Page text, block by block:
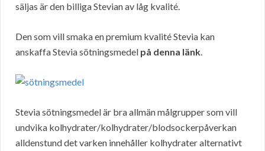
säljas är den billiga Stevian av låg kvalité.
Den som vill smaka en premium kvalité Stevia kan
anskaffa Stevia sötningsmedel på denna länk.
Stevia sötningsmedel är bra allmän målgrupper som vill
undvika kolhydrater/kolhydrater/blodsockerpåverkan
alldenstund det varken innehåller kolhydrater alternativt